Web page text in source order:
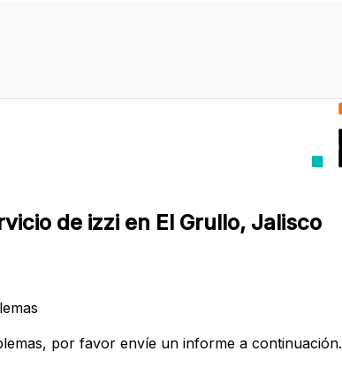
de izzi en El Grullo, Jalisco
por favor envíe un informe a continuación.